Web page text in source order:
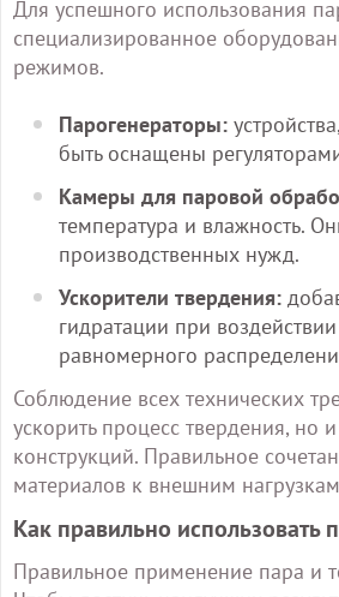
Для успешного использования
специализированное
режимов.
Парогенераторы:
быть оснащены
Камеры для паровой
температура и влажность.
производственных нужд.
Ускорители твердения:
гидратации при
равномерного
Соблюдение всех технических
ускорить процесс твердения,
конструкций. Правильное
материалов к внешним
Как правильно использовать
Правильное применение пара и